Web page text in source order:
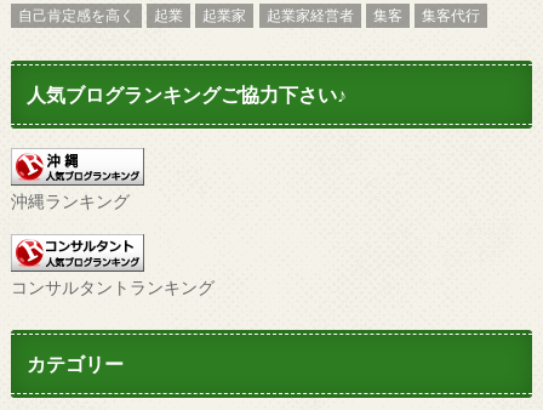
自己肯定感を高く
起業 起業家 起業家経営者 集客 集客代行
人気ブログランキングご協力下さい♪
沖縄ランキング
コンサルタントランキング
カテゴリー